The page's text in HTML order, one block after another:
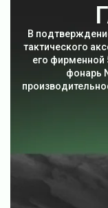
В
тактического
его фирменной
фонарь